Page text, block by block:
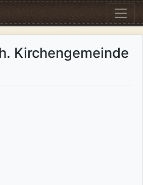
Kirchengemeinde